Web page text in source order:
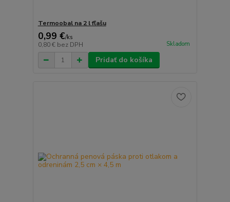
Termoobal na 2 l fľašu
0,99 €/ks
0,80 € bez DPH Skladom
Pridať do košíka